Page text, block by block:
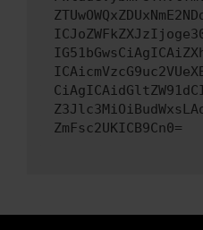
ZmFsc2UKICB9Cn0=